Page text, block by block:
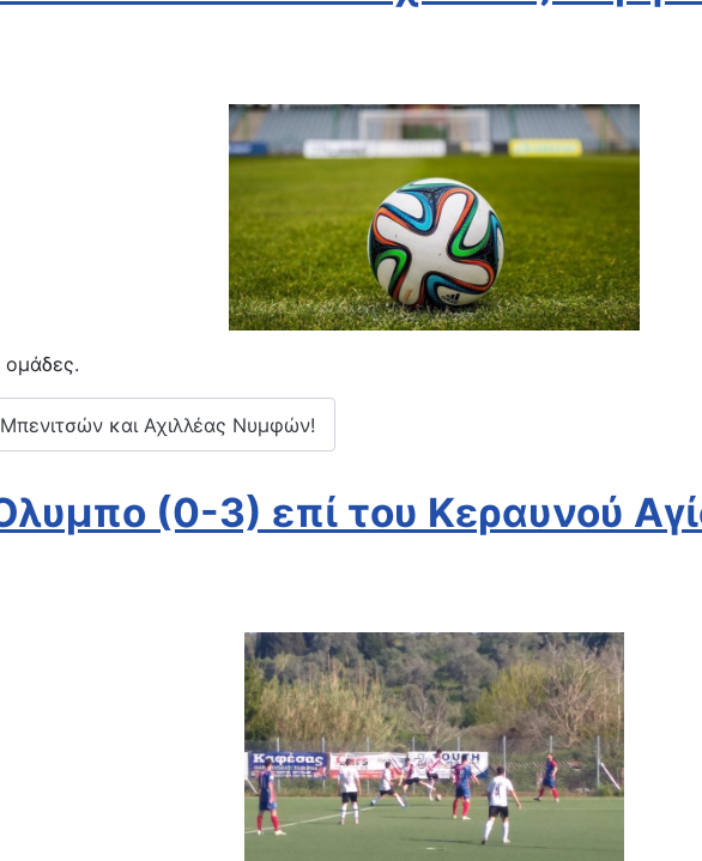
ομάδες.
και Αχιλλέας Νυμφών!
(0-3) επί του Κεραυνού